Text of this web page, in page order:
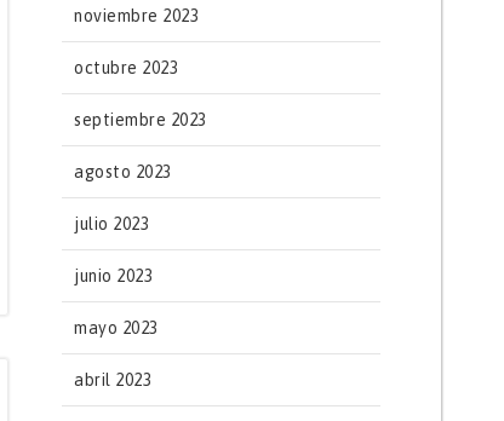
noviembre 2023
octubre 2023
septiembre 2023
agosto 2023
julio 2023
junio 2023
mayo 2023
abril 2023